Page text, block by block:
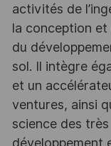
activités de
la conception
du
sol. Il intègre
et un
ventures, ainsi
science des
développement